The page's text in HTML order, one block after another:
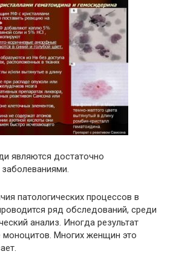
являются достаточно
патологических процессов в
ряд обследований, среди
анализ. Иногда результат
моноцитов. Многих женщин это